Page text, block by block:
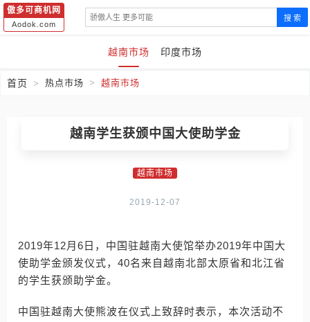
傲多可商机网
Aodok.com
搜 索
越南市场 印度市场
首页 热点市场 越南市场
越南学生获颁中国大使助学金
越南市场
2019-12-07
2019年12月6日，中国驻越南大使馆举办2019年中国大
使助学金颁发仪式，40名来自越南北部太原省和北江省
的学生获颁助学金。
中国驻越南大使熊波在仪式上致辞时表示，本次活动不